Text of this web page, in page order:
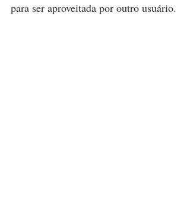
para ser aproveitada por outro usuário.